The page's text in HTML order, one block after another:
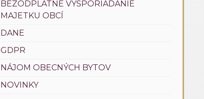
BEZODPLATNÉ VYSPORIADANIE
MAJETKU OBCÍ
DANE
GDPR
NÁJOM OBECNÝCH BYTOV
NOVINKY